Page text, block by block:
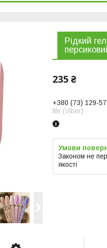
Рідкий
235 ₴
+380 (73) 129-
life (Viber)
Законом не
якості